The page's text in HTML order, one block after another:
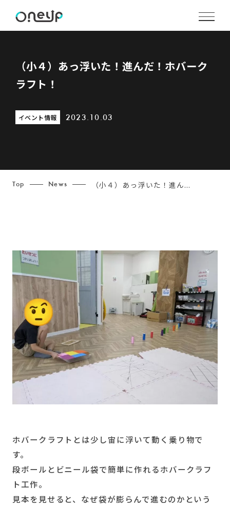
（小４）あっ浮いた！進んだ！ホバーク
ラフト！
イベント情報 2023.10.03
Top News （小４）あっ浮いた！進ん...
ホバークラフトとは少し宙に浮いて動く乗り物で
す。
段ボールとビニール袋で簡単に作れるホバークラフ
ト工作。
見本を見せると、なぜ袋が膨らんで進むのかという